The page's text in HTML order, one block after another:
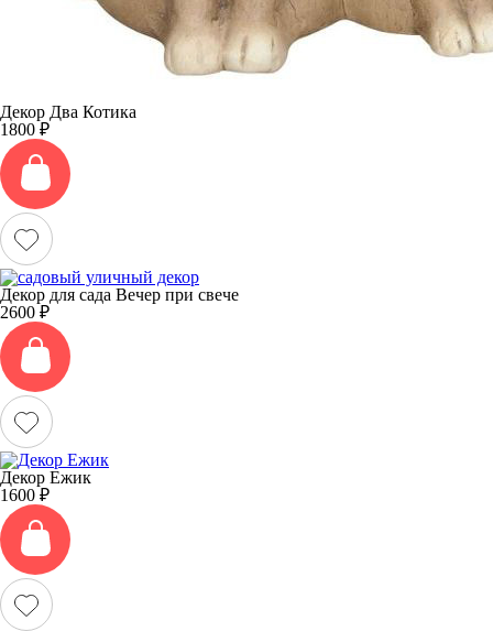
Декор Два Котика
1800 ₽
Декор для сада Вечер при свече
2600 ₽
Декор Ежик
1600 ₽